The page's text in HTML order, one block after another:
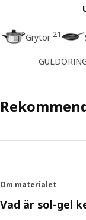
Grytor 21
Om materialet
Vad är sol-gel